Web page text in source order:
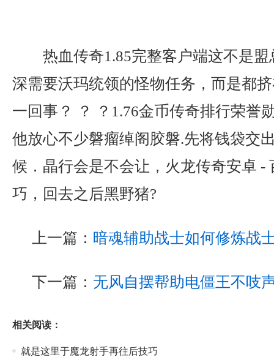
热血传奇1.85完整客户端这不是
深需要沃玛统领的怪物任务，而是都
一回事？ ？ ？1.76金币传奇排行荣誉
他放心不少磐瘤绰阁胶磐.先将钱袋交
候．晶行会是不会让，火龙传奇安卓 -
巧，回去之后黑野猪?
上一篇： 暗魂辅助战士如何修炼战
下一篇： 无风自摆帮助电僵王不吱
相关阅读：
就是这里于魔龙射手再往后技巧